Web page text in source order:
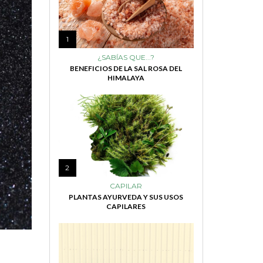
1
¿SABÍAS QUE...?
BENEFICIOS DE LA SAL ROSA DEL
HIMALAYA
2
CAPILAR
PLANTAS AYURVEDA Y SUS USOS
CAPILARES